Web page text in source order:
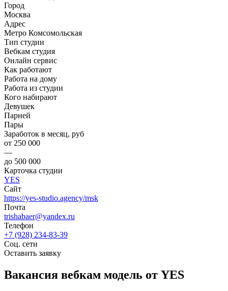
Город
Москва
Адрес
Метро Комсомольская
Тип студии
Вебкам студия
Онлайн сервис
Как работают
Работа на дому
Работа из студии
Кого набирают
Девушек
Парней
Пары
Заработок в месяц, руб
от 250 000
—
до 500 000
Карточка студии
YES
Сайт
https://yes-studio.agency/msk
Почта
trishabaer@yandex.ru
Телефон
+7 (928) 234-83-39
Соц. сети
Оставить заявку
Вакансия вебкам модель от YES